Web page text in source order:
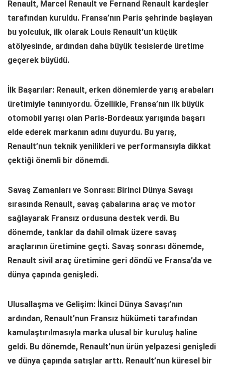
Renault, Marcel Renault ve Fernand Renault kardeşler
tarafından kuruldu. Fransa’nın Paris şehrinde başlayan
bu yolculuk, ilk olarak Louis Renault’un küçük
atölyesinde, ardından daha büyük tesislerde üretime
geçerek büyüdü.
İlk Başarılar: Renault, erken dönemlerde yarış arabaları
üretimiyle tanınıyordu. Özellikle, Fransa’nın ilk büyük
otomobil yarışı olan Paris-Bordeaux yarışında başarı
elde ederek markanın adını duyurdu. Bu yarış,
Renault’nun teknik yenilikleri ve performansıyla dikkat
çektiği önemli bir dönemdi.
Savaş Zamanları ve Sonrası: Birinci Dünya Savaşı
sırasında Renault, savaş çabalarına araç ve motor
sağlayarak Fransız ordusuna destek verdi. Bu
dönemde, tanklar da dahil olmak üzere savaş
araçlarının üretimine geçti. Savaş sonrası dönemde,
Renault sivil araç üretimine geri döndü ve Fransa’da ve
dünya çapında genişledi.
Ulusallaşma ve Gelişim: İkinci Dünya Savaşı’nın
ardından, Renault’nun Fransız hükümeti tarafından
kamulaştırılmasıyla marka ulusal bir kuruluş haline
geldi. Bu dönemde, Renault’nun ürün yelpazesi genişledi
ve dünya çapında satışlar arttı. Renault’nun küresel bir